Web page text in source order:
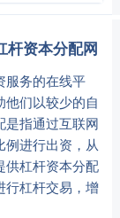
杆资本分配网
服务的在线平
们以较少的自
是指通过互联网
进行出资，从
供杠杆资本分配
行杠杆交易，增